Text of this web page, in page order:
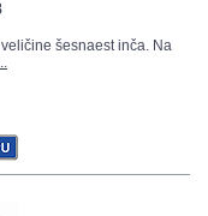
šesnaest inča. Na